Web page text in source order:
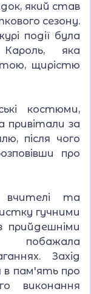
який став
сезону.
події була
Кароль, яка
щирістю
костюми,
привітали за
після чого
про
вчителі та
гучними
прийдешніми
побажала
Захід
в пам'ять про
виконання